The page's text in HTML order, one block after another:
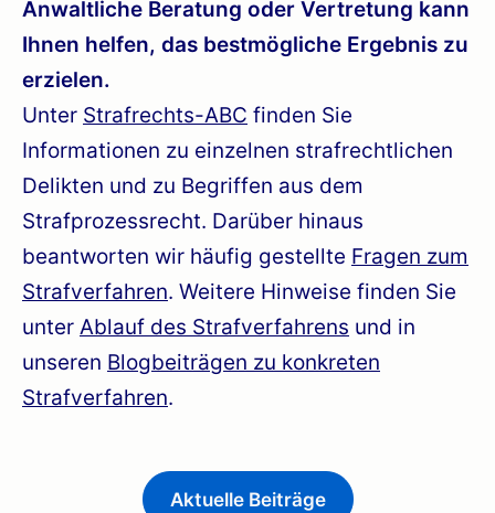
Anwaltliche Beratung oder Vertretung kann
Ihnen helfen, das bestmögliche Ergebnis zu
erzielen.
Unter Strafrechts-ABC finden Sie
Informationen zu einzelnen strafrechtlichen
Delikten und zu Begriffen aus dem
Strafprozessrecht. Darüber hinaus
beantworten wir häufig gestellte Fragen zum
Strafverfahren. Weitere Hinweise finden Sie
unter Ablauf des Strafverfahrens und in
unseren Blogbeiträgen zu konkreten
Strafverfahren.
Aktuelle Beiträge